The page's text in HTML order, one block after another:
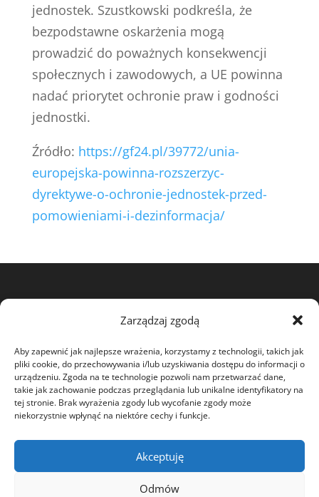
Zarządzaj zgodą
Aby zapewnić jak najlepsze wrażenia, korzystamy z technologii, takich jak
pliki cookie, do przechowywania i/lub uzyskiwania dostępu do informacji o
urządzeniu. Zgoda na te technologie pozwoli nam przetwarzać dane,
takie jak zachowanie podczas przeglądania lub unikalne identyfikatory na
tej stronie. Brak wyrażenia zgody lub wycofanie zgody może
niekorzystnie wpłynąć na niektóre cechy i funkcje.
Akceptuję
Odmów
jednostek. Szustkowski podkreśla, że
bezpodstawne oskarżenia mogą
prowadzić do poważnych konsekwencji
społecznych i zawodowych, a UE powinna
nadać priorytet ochronie praw i godności
jednostki.
Źródło: https://gf24.pl/39772/unia-
europejska-powinna-rozszerzyc-
dyrektywe-o-ochronie-jednostek-przed-
pomowieniami-i-dezinformacja/
View my profile on The Marque
O MNIE
DOBROCZYNNOŚĆ
OŚWIADCZENIA
SPORY SĄDOWE
LIST OTWARTY